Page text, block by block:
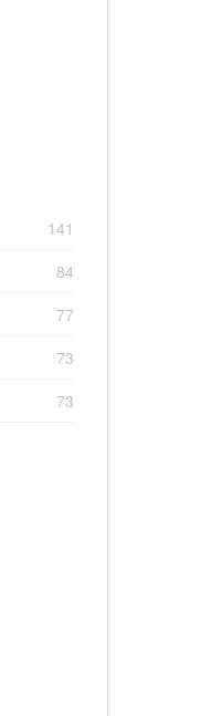
141
84
77
73
73